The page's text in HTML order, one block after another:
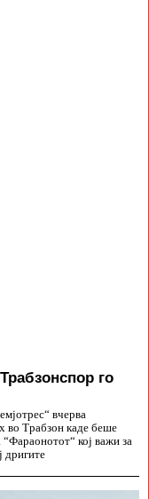
го
вчерва
во Трабзон каде беше
кој важи за
дригите